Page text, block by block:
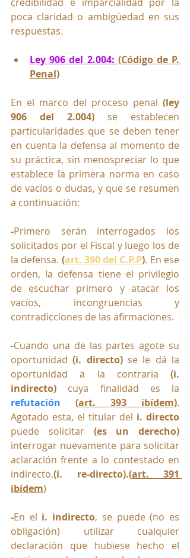
poca claridad o ambigüedad en sus
respuestas.
Ley 906 del 2.004: (Código de P.
Penal)
En el marco del proceso penal (ley
906 del 2.004) se establecen
particularidades que se deben tener
en cuenta la defensa al momento de
su práctica, sin menospreciar lo que
establece la primera norma en caso
de vacíos o dudas, y que se resumen
a continuación:
-Primero serán interrogados los
solicitados por el Fiscal y luego los de
la defensa. (art. 390 del C.P.P). En ese
orden, la defensa tiene el privilegio
de escuchar primero y atacar los
vacíos, incongruencias y
contradicciones de las afirmaciones.
-Cuando una de las partes agote su
oportunidad (i. directo) se le dá la
oportunidad a la contraria (i.
indirecto)
refutación (art. 393 ibídem).
Agotado esta, el titular del i. directo
puede solicitar (es un derecho)
interrogar nuevamente para solicitar
aclaración frente a lo contestado en
indirecto.(i. re-directo).(art.
ibídem)
-En el i. indirecto, se puede (no es
obligación) utilizar cualquier
declaración que hubiese hecho el